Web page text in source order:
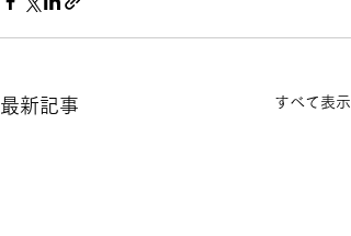
最新記事 すべて表示